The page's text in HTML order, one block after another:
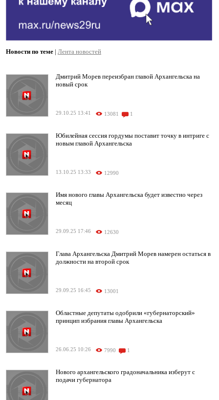
Новости по теме | Лента новостей
Дмитрий Морев переизбран главой Архангельска на
новый срок
29.10.25 13:41 13081 1
Юбилейная сессия гордумы поставит точку в интриге с
новым главой Архангельска
13.10.25 13:33 12990
Имя нового главы Архангельска будет известно через
месяц
29.09.25 17:46 12630
Глава Архангельска Дмитрий Морев намерен остаться в
должности на второй срок
29.09.25 16:45 13001
Областные депутаты одобрили «губернаторский»
принцип избрания главы Архангельска
26.06.25 10:26 7990 1
Нового архангельского градоначальника изберут с
подачи губернатора